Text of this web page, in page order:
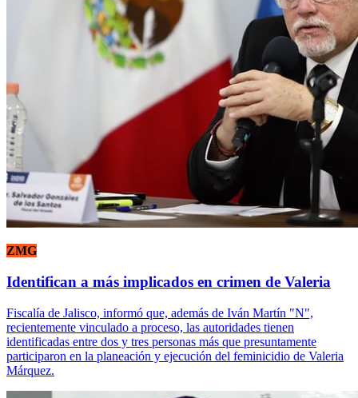
ZMG
Identifican a más implicados en crimen de Valeria
Fiscalía de Jalisco, informó que, además de Iván Martín "N",
recientemente vinculado a proceso, las autoridades tienen
identificadas entre dos y tres personas más que presuntamente
participaron en la planeación y ejecución del feminicidio de Valeria
Márquez.